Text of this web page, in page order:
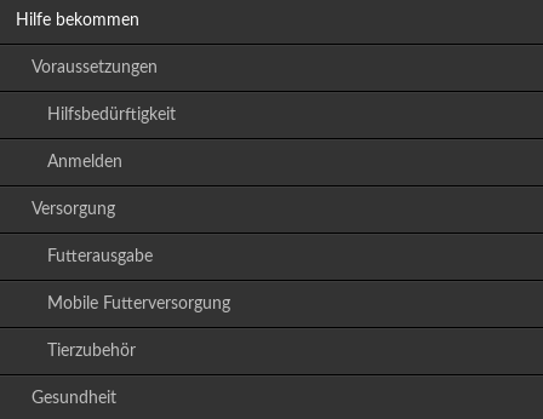
Hilfe bekommen
Voraussetzungen
Hilfsbedürftigkeit
Anmelden
Versorgung
Futterausgabe
Mobile Futterversorgung
Tierzubehör
Gesundheit